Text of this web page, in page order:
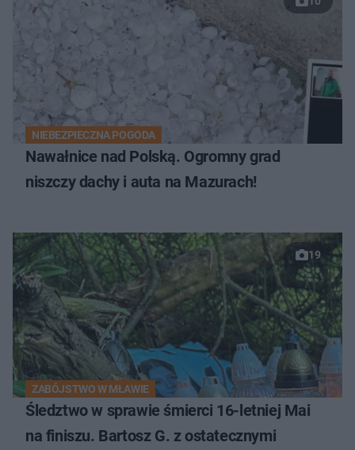
NIEBEZPIECZNA POGODA
Nawałnice nad Polską. Ogromny grad
niszczy dachy i auta na Mazurach!
19
ZABÓJSTWO W MŁAWIE
Śledztwo w sprawie śmierci 16-letniej Mai
na finiszu. Bartosz G. z ostatecznymi